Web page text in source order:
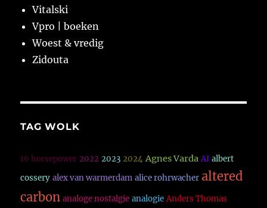
Vitalski
Vpro | boeken
Woest & vredig
Zidouta
TAG WOLK
16 horsepower 2022 2023 2024 Agnes Varda AI albert
cossery alex van warmerdam alice rohrwacher altered
carbon analoge nostalgie analogie Anders Thomas